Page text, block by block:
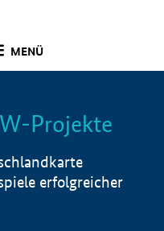
MENÜ
Info
Projekte
erfolgreicher